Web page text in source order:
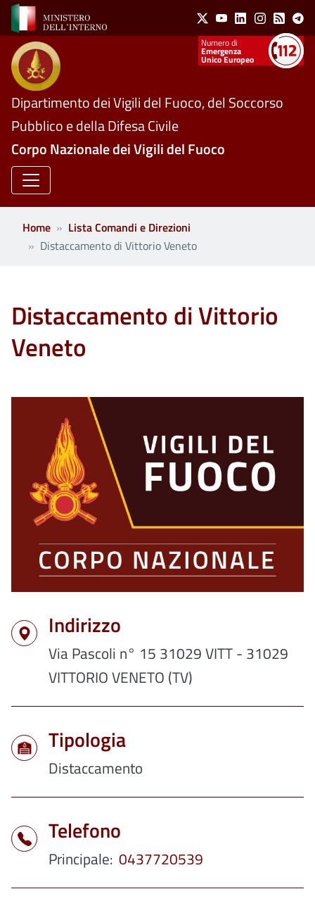
Salta al contenuto principale Social Menu
X YoutubeLinkedinInstagram
Feed
Numeri utili
Emergenza
Unico Europeo
Dipartimento dei Vigili del Fuoco, del Soccorso
Pubblico e della Difesa Civile
Corpo Nazionale dei Vigili del Fuoco
Home
Lista Comandi e Direzioni
Distaccamento di Vittorio Veneto
Distaccamento di Vittorio
Veneto
Indirizzo
Via Pascoli n° 15 31029 VITT - 31029
VITTORIO VENETO (TV)
Tipologia
Distaccamento
Telefono
Principale 0437720539